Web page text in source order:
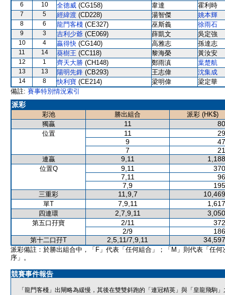
6 10 全德威 (CG158) 韋達 霍利時
7 5 經緯渡 (CD228) 湯智傑 姚本輝
8 6 龍門客棧 (CE327) 巫斯義 徐雨石
9 3 吉利少爺 (CE069) 薛凱文 吳定強
10 4 贏得快 (CG140) 高雅志 孫達志
11 14 葵樹王 (CC118) 黎海榮 黃汝安
12 1 齊天大勝 (CH148) 鄭雨滇 葉楚航
13 13 陽明先鋒 (CB293) 王志偉 沈集成
14 8 快利寶 (CE214) 梁明偉
梁定華
備註: 賽事特別情況索引
派彩
彩池 勝出組合
派彩 (HK$)
獨贏
11
位置 11
9
7
連贏 9,11
位置Q 9,11
7,11
7,9
三重彩 11,9,7
單T 7,9,11
四連環 2,7,9,11
第五口孖寶 2/11
2/9
第十二口孖T 2,5,11/7,9,11
派彩備註：於勝出組合中，「F」代表「任何組合」；「M」則代表「任何
序」。
競賽事件報告
「龍門客棧」出閘略為緩慢，其後在雙雙斜跑的「連冠精英」與「皇龍飛駒